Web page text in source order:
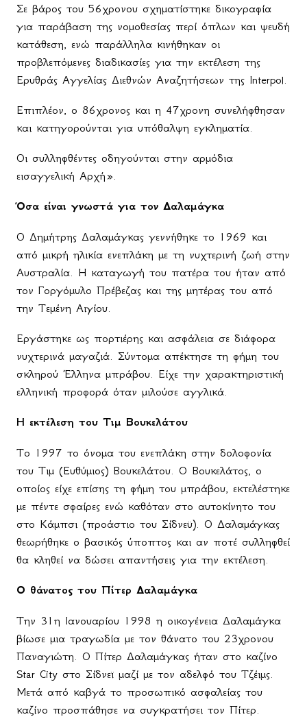
Σε βάρος του 56χρονου σχηματίστηκε δικογραφία
για παράβαση της νομοθεσίας περί όπλων και ψευδή
κατάθεση, ενώ παράλληλα κινήθηκαν οι
προβλεπόμενες διαδικασίες για την εκτέλεση της
Ερυθράς Αγγελίας Διεθνών Αναζητήσεων της Interpol.
Επιπλέον, ο 86χρονος και η 47χρονη συνελήφθησαν
και κατηγορούνται για υπόθαλψη εγκληματία.
Οι συλληφθέντες οδηγούνται στην αρμόδια
εισαγγελική Αρχή».
Όσα είναι γνωστά για τον Δαλαμάγκα
Ο Δημήτρης Δαλαμάγκας γεννήθηκε το 1969 και
από μικρή ηλικία ενεπλάκη με τη νυχτερινή ζωή στην
Αυστραλία. Η καταγωγή του πατέρα του ήταν από
τον Γοργόμυλο Πρέβεζας και της μητέρας του από
την Τεμένη Αιγίου.
Εργάστηκε ως πορτιέρης και ασφάλεια σε διάφορα
νυχτερινά μαγαζιά. Σύντομα απέκτησε τη φήμη του
σκληρού Έλληνα μπράβου. Είχε την χαρακτηριστική
ελληνική προφορά όταν μιλούσε αγγλικά.
Η εκτέλεση του Τιμ Βουκελάτου
Το 1997 το όνομα του ενεπλάκη στην δολοφονία
του Τιμ (Ευθύμιος) Βουκελάτου. Ο Βουκελάτος, ο
οποίος είχε επίσης τη φήμη του μπράβου, εκτελέστηκε
με πέντε σφαίρες ενώ καθόταν στο αυτοκίνητο του
στο Κάμπσι (προάστιο του Σίδνεϋ). Ο Δαλαμάγκας
θεωρήθηκε ο βασικός ύποπτος και αν ποτέ συλληφθεί
θα κληθεί να δώσει απαντήσεις για την εκτέλεση.
Ο θάνατος του Πίτερ Δαλαμάγκα
Την 31η Ιανουαρίου 1998 η οικογένεια Δαλαμάγκα
βίωσε μια τραγωδία με τον θάνατο του 23χρονου
Παναγιώτη. Ο Πίτερ Δαλαμάγκας ήταν στο καζίνο
Star City στο Σίδνεϊ μαζί με τον αδελφό του Τζέιμς.
Μετά από καβγά το προσωπικό ασφαλείας του
καζίνο προσπάθησε να συγκρατήσει τον Πίτερ.